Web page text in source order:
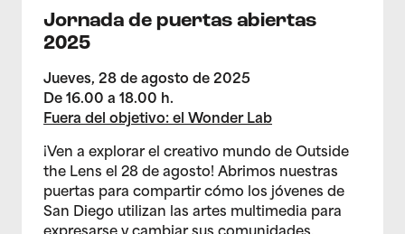
Jornada de puertas abiertas
2025
Jueves, 28 de agosto de 2025
De 16.00 a 18.00 h.
Fuera del objetivo: el Wonder Lab
¡Ven a explorar el creativo mundo de Outside
the Lens el 28 de agosto! Abrimos nuestras
puertas para compartir cómo los jóvenes de
San Diego utilizan las artes multimedia para